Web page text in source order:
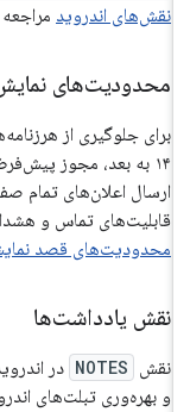
نقش‌های اندرویدمراجعه
محدودیت‌های
برای جلوگیری از
ارسال اعلان‌های تمام
قابلیت‌های تماس و هشدار
محدودیت‌های قصد
نقش یادداشت‌ها
نقش NOTES
و بهره‌وری تبلت‌های